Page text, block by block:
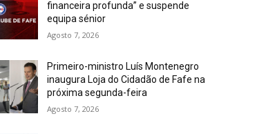
financeira profunda” e suspende
equipa sénior
Agosto 7, 2026
Primeiro-ministro Luís Montenegro
inaugura Loja do Cidadão de Fafe na
próxima segunda-feira
Agosto 7, 2026